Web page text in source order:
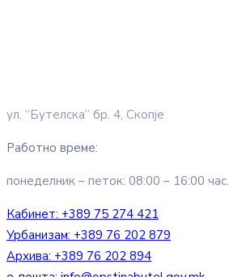
ул. “Бутелска” бр. 4, Скопје
Работно време:
понеделник – петок: 08:00 – 16:00 час.
Кабинет: +389 75 274 421
Урбанизам: +389 76 202 879
Архива: +389 76 202 894